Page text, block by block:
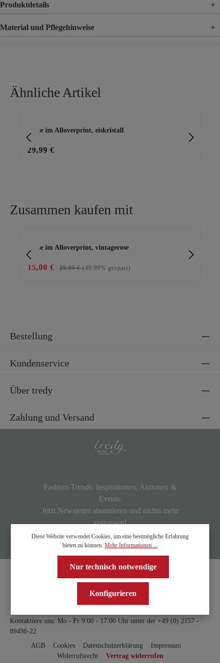
Produktdetails +
Material und Pflegehinweise +
Ähnliche Artikel
Bluse im Alloverprint, eiskristall
29,99 €
Zusammen kaufen mit
Bluse im Alloverprint, vintagerose
15,00 € 29,99 €(49.98% gespart)
Bestellung
Kundenservice
Über tredy
Zahlung und Versand
Fashion-Trends, Inspirationen, Aktionen &
Events.
Jetzt Newsletter abonnieren und nichts mehr
verpassen!
Kontaktiere uns: Mo - Fr 9:00 - 17:00 Uhr unter der +49 (0) 2157 -
89498-22
AGB
Cookies Datenschutzerklärung
Impressum
Widerrufsrecht
Vertrag widerrufen
Diese Website verwendet Cookies, um eine bestmögliche Erfahrung
bieten zu können. Mehr Informationen ...
Nur technisch notwendige
Konfigurieren